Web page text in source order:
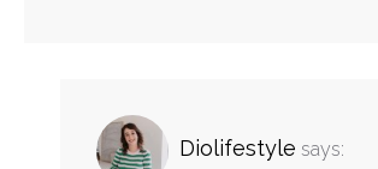
Diolifestyle says: